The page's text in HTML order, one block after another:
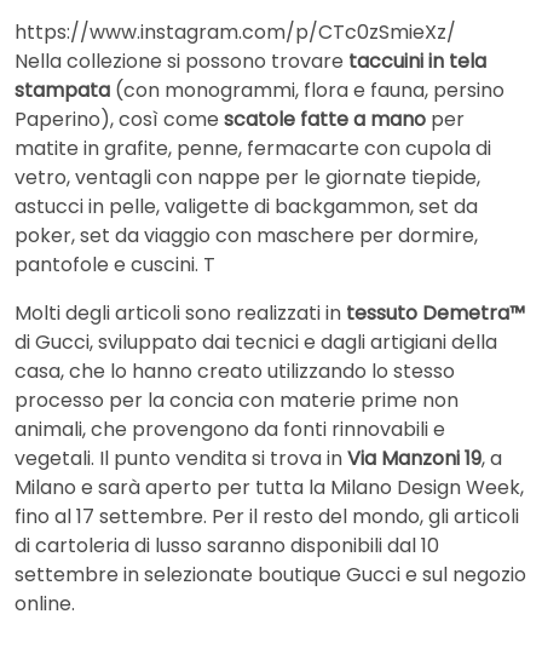
https://www.instagram.com/p/CTc0zSmieXz/
Nella collezione si possono trovare taccuini in tela
stampata (con monogrammi, flora e fauna, persino
Paperino), così come scatole fatte a mano per
matite in grafite, penne, fermacarte con cupola di
vetro, ventagli con nappe per le giornate tiepide,
astucci in pelle, valigette di backgammon, set da
poker, set da viaggio con maschere per dormire,
pantofole e cuscini. T
Molti degli articoli sono realizzati in tessuto Demetra™
di Gucci, sviluppato dai tecnici e dagli artigiani della
casa, che lo hanno creato utilizzando lo stesso
processo per la concia con materie prime non
animali, che provengono da fonti rinnovabili e
vegetali. Il punto vendita si trova inVia Manzoni 19, a
Milano e sarà aperto per tutta la Milano Design Week,
fino al 17 settembre. Per il resto del mondo, gli articoli
di cartoleria di lusso saranno disponibili dal 10
settembre in selezionate boutique Gucci e sul negozio
online.